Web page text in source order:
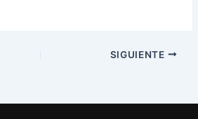
SIGUIENTE